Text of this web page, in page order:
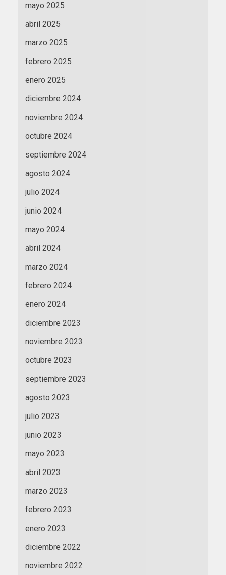
mayo 2025
abril 2025
marzo 2025
febrero 2025
enero 2025
diciembre 2024
noviembre 2024
octubre 2024
septiembre 2024
agosto 2024
julio 2024
junio 2024
mayo 2024
abril 2024
marzo 2024
febrero 2024
enero 2024
diciembre 2023
noviembre 2023
octubre 2023
septiembre 2023
agosto 2023
julio 2023
junio 2023
mayo 2023
abril 2023
marzo 2023
febrero 2023
enero 2023
diciembre 2022
noviembre 2022